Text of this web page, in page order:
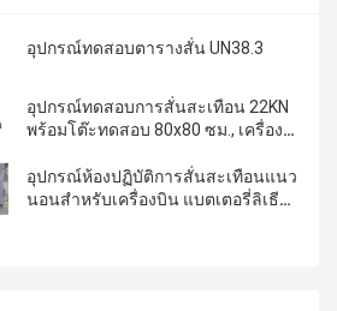
อุปกรณ์ทดสอบตารางสั่น UN38.3
อุปกรณ์ทดสอบการสั่นสะเทือน 22KN
พร้อมโต๊ะทดสอบ 80x80 ซม., เครื่อง
อุปกรณ์ห้องปฏิบัติการสั่นสะเทือนแนว
นอนสำหรับเครื่องบิน แบตเตอรี่ลิเธี